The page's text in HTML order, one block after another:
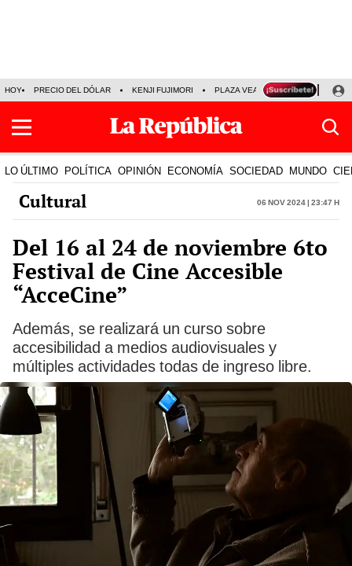
HOY PRECIO DEL DÓLAR KENJI FUJIMORI PLAZA VEA FERIADOS
LO ÚLTIMO POLÍTICA OPINIÓN ECONOMÍA SOCIEDAD MUNDO
Cultural 06 Nov 2024 | 23:47 h
Del 16 al 24 de noviembre 6to
Festival de Cine Accesible
“AcceCine”
Además, se realizará un curso sobre
accesibilidad a medios audiovisuales y
múltiples actividades todas de ingreso libre.